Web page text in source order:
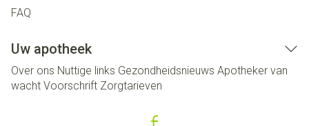
FAQ
Uw apotheek
Over ons Nuttige links Gezondheidsnieuws Apotheker van
wacht Voorschrift Zorgtarieven